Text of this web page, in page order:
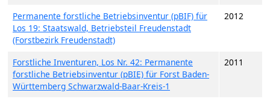
Permanente forstliche Betriebsinventur (pBIF) für
Los 19: Staatswald, Betriebsteil Freudenstadt
(Forstbezirk Freudenstadt)
2012
Forstliche Inventuren, Los Nr. 42: Permanente
forstliche Betriebsinventur (pBIE) für Forst Baden-
Württemberg Schwarzwald-Baar-Kreis-1
2011